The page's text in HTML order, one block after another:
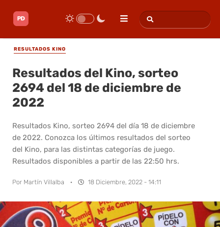
RESULTADOS KINO
Resultados del Kino, sorteo
2694 del 18 de diciembre de
2022
Resultados Kino, sorteo 2694 del día 18 de diciembre
de 2022. Conozca los últimos resultados del sorteo
del Kino, para las distintas categorías de juego.
Resultados disponibles a partir de las 22:50 hrs.
Por Martín Villalba · 18 Diciembre, 2022 - 14:11